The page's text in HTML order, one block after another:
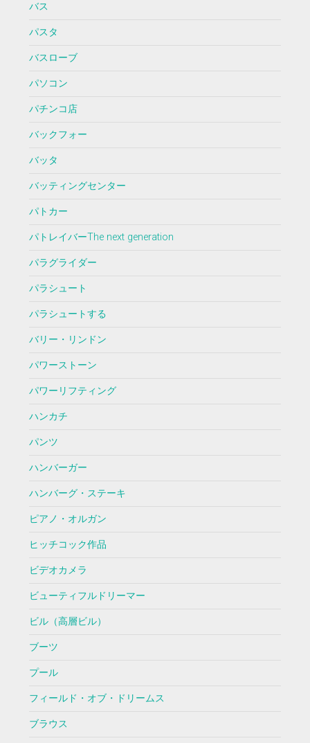
バス
パスタ
バスローブ
パソコン
パチンコ店
バックフォー
バッタ
バッティングセンター
パトカー
パトレイバーThe next generation
パラグライダー
パラシュート
パラシュートする
バリー・リンドン
パワーストーン
パワーリフティング
ハンカチ
パンツ
ハンバーガー
ハンバーグ・ステーキ
ピアノ・オルガン
ヒッチコック作品
ビデオカメラ
ビューティフルドリーマー
ビル（高層ビル）
ブーツ
プール
フィールド・オブ・ドリームス
ブラウス